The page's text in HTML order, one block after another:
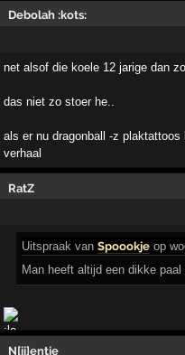
Debolah :kots:
net alsof die koele 12 jarige dan
das niet zo stoer he..
als er nu dragonball -z
verhaal
RatZ
Uitspraak vanSpoookje op
Man heeft altijd een dikke paal
N[ii]entje